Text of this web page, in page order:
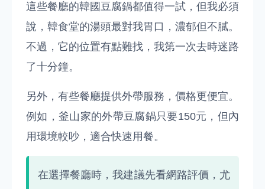
這些餐廳的韓國豆腐鍋都值得一試，但我必須
說，韓食堂的湯頭最對我胃口，濃郁但不膩。
不過，它的位置有點難找，我第一次去時迷路
了十分鐘。
另外，有些餐廳提供外帶服務，價格更便宜。
例如，釜山家的外帶豆腐鍋只要150元，但內
用環境較吵，適合快速用餐。
在選擇餐廳時，我建議先看網路評價，尤